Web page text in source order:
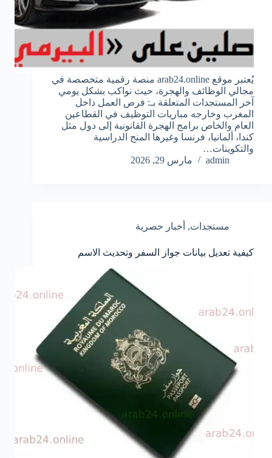
يُعتبر موقع arab24.online منصة رقمية متخصصة في
مجالي الوظائف والهجرة، حيث نواكب بشكل يومي
آخر المستجدات المتعلقة بـ: فرص العمل داخل
المغرب وخارجه مباريات التوظيف في القطاعين
العام والخاص برامج الهجرة القانونية إلى دول مثل
كندا، ألمانيا، فرنسا وغيرها المنح الدراسية
والتكوينات…
admin
مارس 29, 2026
مستجدات, أخبار حصرية
كيفية تعديل بيانات جواز السفر وتحديث الاسم